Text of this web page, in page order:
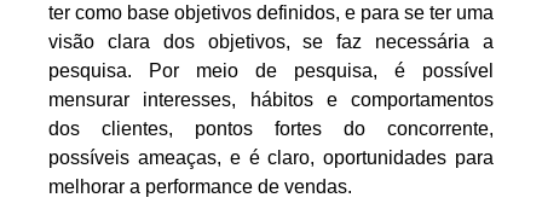
ter como base objetivos definidos, e para se ter uma
visão clara dos objetivos, se faz necessária a
pesquisa. Por meio de pesquisa, é possível
mensurar interesses, hábitos e comportamentos
dos clientes, pontos fortes do concorrente,
possíveis ameaças, e é claro, oportunidades para
melhorar a performance de vendas.